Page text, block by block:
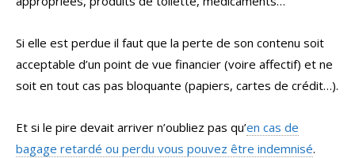
Si elle est perdue il faut que la perte de son contenu soit
acceptable d’un point de vue financier (voire affectif) et ne
soit en tout cas pas bloquante (papiers, cartes de crédit…).
Et si le pire devait arriver n’oubliez pas qu’en cas de
bagage retardé ou perdu vous pouvez être indemnisé.